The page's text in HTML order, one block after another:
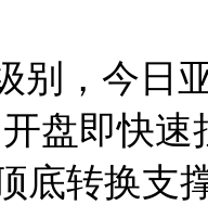
，今日
盘即快速
底转换支